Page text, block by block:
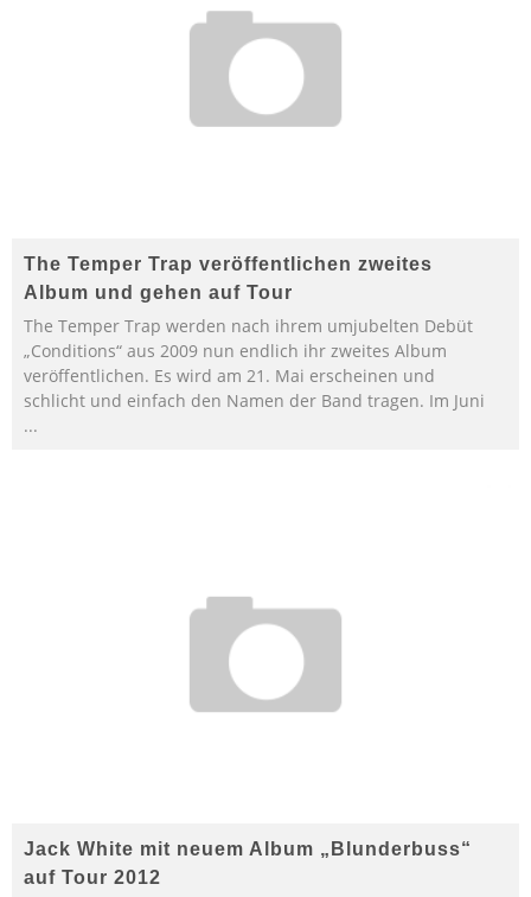
The Temper Trap veröffentlichen zweites
Album und gehen auf Tour
The Temper Trap werden nach ihrem umjubelten Debüt
„Conditions“ aus 2009 nun endlich ihr zweites Album
veröffentlichen. Es wird am 21. Mai erscheinen und
schlicht und einfach den Namen der Band tragen. Im Juni
...
Jack White mit neuem Album „Blunderbuss“
auf Tour 2012